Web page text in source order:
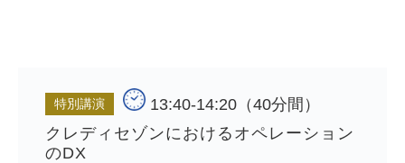
特別講演
13:40-14:20（40分間）
クレディセゾンにおけるオペレーション
のDX